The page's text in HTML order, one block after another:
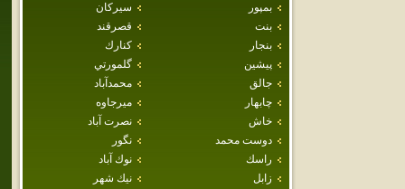
بمپور
سيركان
بنت
قصرقند
بنجار
كنارك
پيشين
گلمورتي
جالق
محمدآباد
چابهار
ميرجاوه
خاش
نصرت آباد
دوست محمد
نگور
راسك
نوك آباد
زابل
نيك شهر